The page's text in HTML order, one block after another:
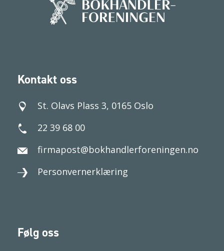
Kontakt oss
St. Olavs Plass 3, 0165 Oslo
22 39 68 00
firmapost@bokhandlerforeningen.no
Personvernerklæring
Følg oss